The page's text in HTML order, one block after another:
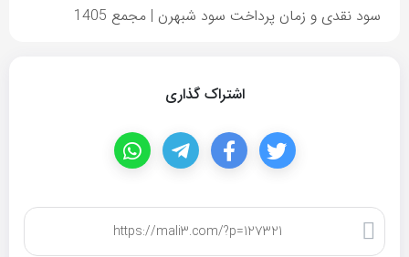
سود نقدی و زمان پرداخت سود شبهرن | مجمع 1405
اشتراک گذاری